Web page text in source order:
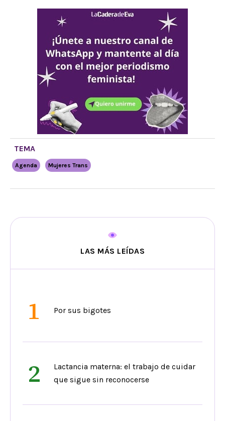
TEMA
Agenda Mujeres Trans
LAS MÁS LEÍDAS
1 Por sus bigotes
2
Lactancia materna: el trabajo de cuidar
que sigue sin reconocerse